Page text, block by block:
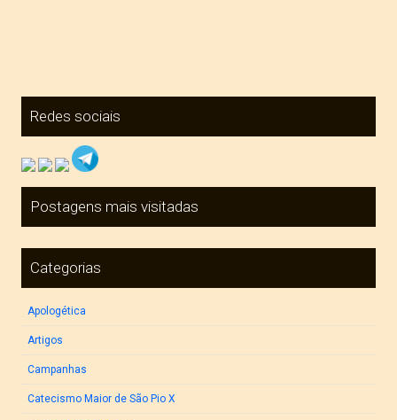
Redes sociais
Postagens mais visitadas
Categorias
Apologética
Artigos
Campanhas
Catecismo Maior de São Pio X